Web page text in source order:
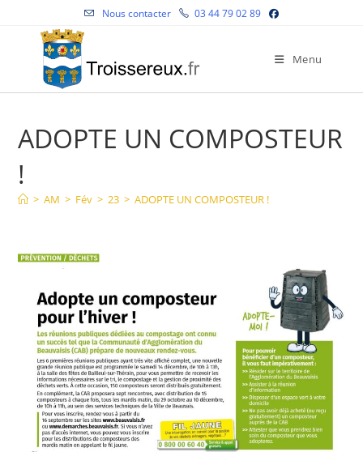
Nous contacter 03 44 79 02 89
Menu
ADOPTE UN COMPOSTEUR
!
> AM > Fév > 23 > ADOPTE UN COMPOSTEUR !